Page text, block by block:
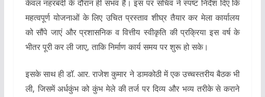
केवल नहरबंदी के दौरान ही संभव हैं। इस पर सचिव ने स्पष्ट निर्देश दिए कि
महत्वपूर्ण योजनाओं के लिए उचित प्रस्ताव शीघ्र तैयार कर मेला कार्यालय
को सौंपे जाएं और प्रशासनिक व वित्तीय स्वीकृति की प्रक्रिया इस वर्ष के
भीतर पूरी कर ली जाए, ताकि निर्माण कार्य समय पर शुरू हो सके।
इसके साथ ही डॉ. आर. राजेश कुमार ने डामकोठी में एक उच्चस्तरीय बैठक भी
ली, जिसमें अर्धकुंभ को कुंभ मेले की तर्ज पर दिव्य और भव्य तरीके से कराने